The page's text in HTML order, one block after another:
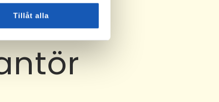
Tillåt alla